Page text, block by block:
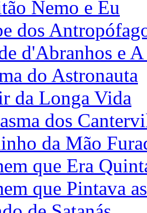
Nemo e Eu
dos
d'Abranhos e
do Astronauta
da Longa Vida
dos
da Mão
que Era
que Pintava